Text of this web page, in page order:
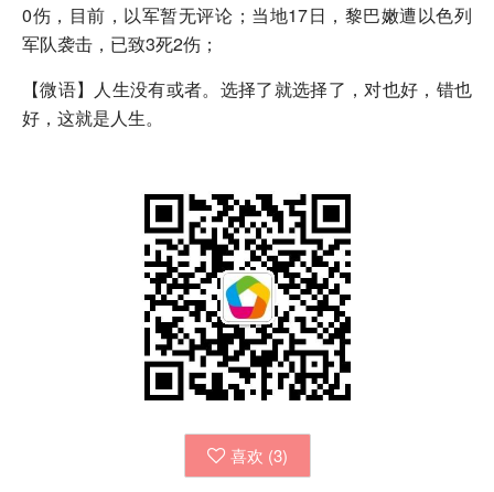
0伤，目前，以军暂无评论；当地17日，黎巴嫩遭以色列
军队袭击，已致3死2伤；
【微语】人生没有或者。选择了就选择了，对也好，错也
好，这就是人生。
喜欢 (3)